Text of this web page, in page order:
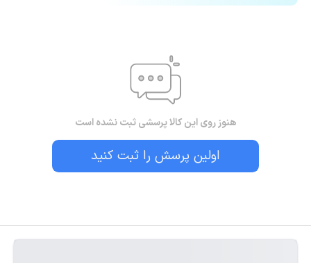
هنوز روی این کالا پرسشی ثبت نشده است
اولین پرسش را ثبت کنید